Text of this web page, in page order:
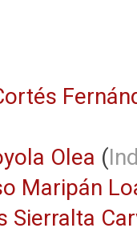
Olea (
Maripán
Sierralta